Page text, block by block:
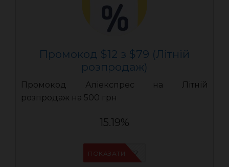
Промокод $12 з $79 (Літній
розпродаж)
Промокод Аліекспрес на Літній
розпродаж на 500 грн
15.19%
AEUA12
ПОКАЗАТИ